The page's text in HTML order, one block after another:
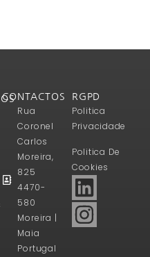
CONTACTOS
Rua
Coronel
Carlos
Moreira,
825
4470-
580
Moreira |
Maia
Portugal
RGPD
Politica
Privacidade
Politica De
Cookies